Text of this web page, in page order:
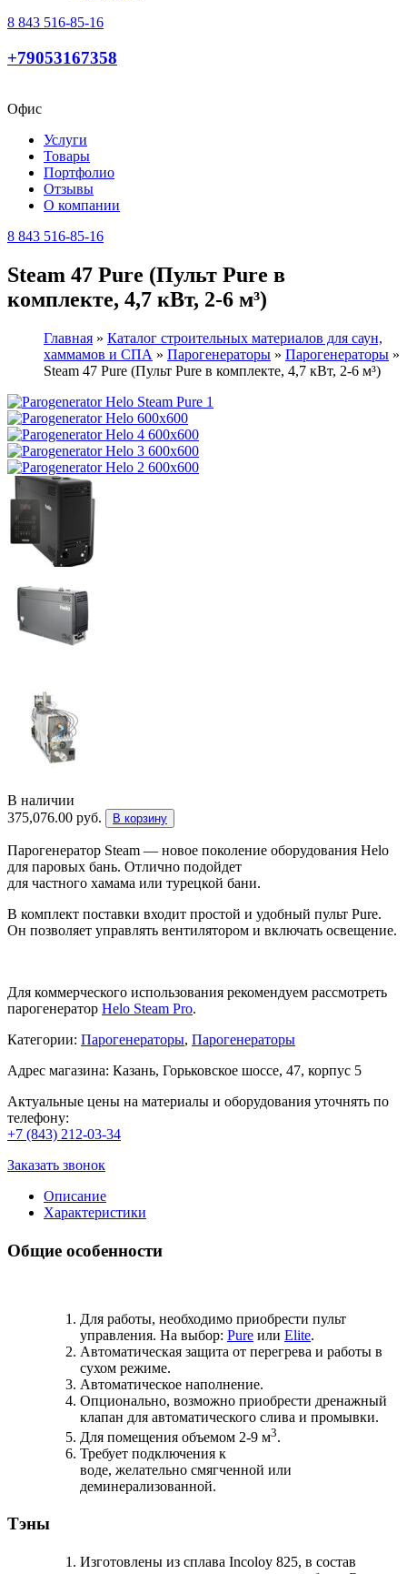
8 843 516-85-16
+79053167358
Офис
Услуги
Товары
Портфолио
Отзывы
О компании
8 843 516-85-16
Steam 47 Pure (Пульт Pure в
комплекте, 4,7 кВт, 2-6 м³)
Главная » Каталог строительных материалов для саун,
хаммамов и СПА » Парогенераторы » Парогенераторы »
Steam 47 Pure (Пульт Pure в комплекте, 4,7 кВт, 2-6 м³)
В наличии
375,076.00 руб. В корзину
Парогенератор Steam — новое поколение оборудования Helo
для паровых бань. Отлично подойдет
для частного хамама или турецкой бани.
В комплект поставки входит простой и удобный пульт Pure.
Он позволяет управлять вентилятором и включать освещение.
Для коммерческого использования рекомендуем рассмотреть
парогенератор Helo Steam Pro.
Категории: Парогенераторы, Парогенераторы
Адрес магазина: Казань, Горьковское шоссе, 47, корпус 5
Актуальные цены на материалы и оборудования уточнять по
телефону:
+7 (843) 212-03-34
Заказать звонок
Описание
Характеристики
Общие особенности
Для работы, необходимо приобрести пульт
управления. На выбор: Pure или Elite.
Автоматическая защита от перегрева и работы в
сухом режиме.
Автоматическое наполнение.
Опционально, возможно приобрести дренажный
клапан для автоматического слива и промывки.
Для помещения объемом 2-9 м3.
Требует подключения к
воде, желательно смягченной или
деминерализованной.
Тэны
Изготовлены из сплава Incoloy 825, в состав